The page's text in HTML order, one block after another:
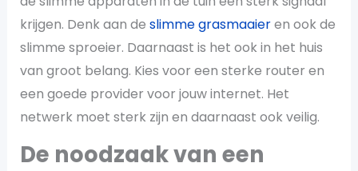
krijgen. Denk aan de slimme grasmaaieren ook de
slimme sproeier. Daarnaast is het ook in het huis
van groot belang. Kies voor een sterke router en
een goede provider voor jouw internet. Het
netwerk moet sterk zijn en daarnaast ook veilig.
De noodzaak van een